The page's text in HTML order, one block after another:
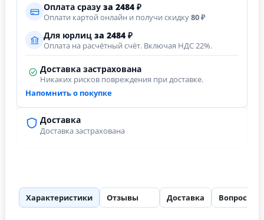
Доставка
Доставка застрахована
Оплата сразу за 2484 ₽
Оплати картой онлайн и получи скидку80 ₽
Для юрлиц за 2484 ₽
Оплата на расчётный счёт. Включая НДС 22%.
Доставка застрахована
Никаких рисков повреждения при доставке.
Напомнить о покупке
Характеристики Отзывы Доставка Вопросы